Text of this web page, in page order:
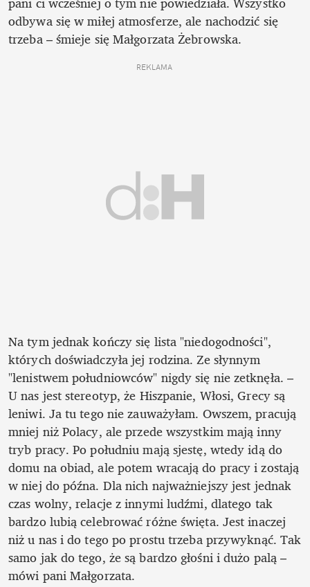
odbywa się w miłej atmosferze, ale nachodzić się
trzeba – śmieje się Małgorzata Żebrowska.
REKLAMA
Na tym jednak kończy się lista "niedogodności",
których doświadczyła jej rodzina. Ze słynnym
"lenistwem południowców" nigdy się nie zetknęła. –
U nas jest stereotyp, że Hiszpanie, Włosi, Grecy są
leniwi. Ja tu tego nie zauważyłam. Owszem, pracują
mniej niż Polacy, ale przede wszystkim mają inny
tryb pracy. Po południu mają sjestę, wtedy idą do
domu na obiad, ale potem wracają do pracy i zostają
w niej do późna. Dla nich najważniejszy jest jednak
czas wolny, relacje z innymi ludźmi, dlatego tak
bardzo lubią celebrować różne święta. Jest inaczej
niż u nas i do tego po prostu trzeba przywyknąć. Tak
samo jak do tego, że są bardzo głośni i dużo palą –
mówi pani Małgorzata.